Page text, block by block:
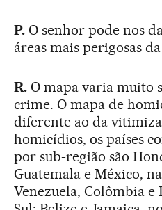
P.O senhor pode nos
áreas mais perigosas
R.O mapa varia muito
crime. O mapa de
diferente ao da
homicídios, os países
por sub-região são
Guatemala e México,
Venezuela, Colômbia